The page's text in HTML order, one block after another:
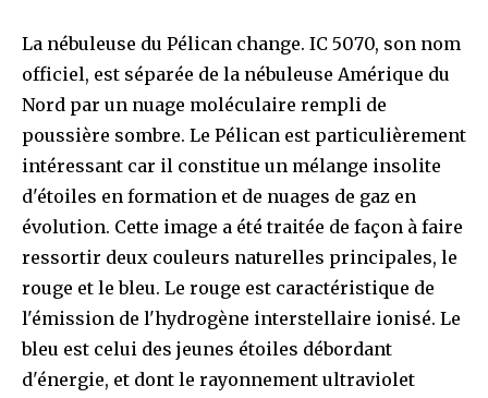
La nébuleuse du Pélican change. IC 5070, son nom
officiel, est séparée de la nébuleuse Amérique du
Nord par un nuage moléculaire rempli de
poussière sombre. Le Pélican est particulièrement
intéressant car il constitue un mélange insolite
d'étoiles en formation et de nuages de gaz en
évolution. Cette image a été traitée de façon à faire
ressortir deux couleurs naturelles principales, le
rouge et le bleu. Le rouge est caractéristique de
l'émission de l'hydrogène interstellaire ionisé. Le
bleu est celui des jeunes étoiles débordant
d'énergie, et dont le rayonnement ultraviolet